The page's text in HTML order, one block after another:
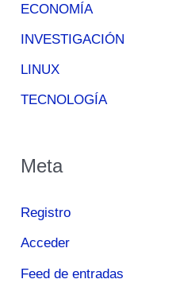
ECONOMÍA
INVESTIGACIÓN
LINUX
TECNOLOGÍA
Meta
Registro
Acceder
Feed de entradas